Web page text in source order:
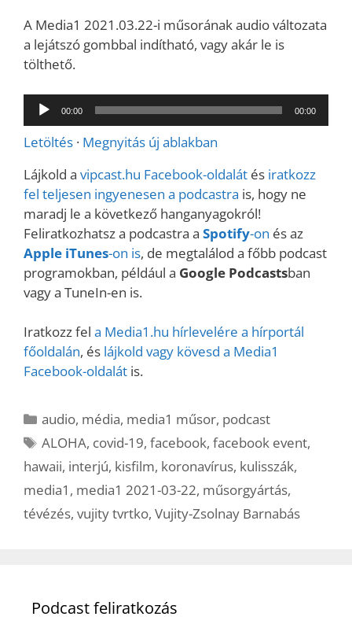
A Media1 2021.03.22-i műsorának audio változata
a lejátszó gombbal indítható, vagy akár le is
tölthető.
Audió
lejátszó
00:00 00:00
Letöltés · Megnyitás új ablakban
Lájkold a vipcast.hu Facebook-oldalát és iratkozz
fel teljesen ingyenesen a podcastra is, hogy ne
maradj le a következő hanganyagokról!
Feliratkozhatsz a podcastra a Spotify-on és az
Apple iTunes-on is, de megtalálod a főbb podcast
programokban, például a Google Podcastsban
vagy a TuneIn-en is.
Iratkozz fel a Media1.hu hírlevelére a hírportál
főoldalán, és lájkold vagy kövesd a Media1
Facebook-oldalát is.
Kategória
audio, média, media1 műsor, podcast
Címkék
ALOHA, covid-19,facebook,facebook event,
hawaii, interjú, kisfilm, koronavírus, kulisszák,
media1 , media1 2021-03-22, műsorgyártás,
tévézés, vujity tvrtko, Vujity-Zsolnay Barnabás
Podcast feliratkozás